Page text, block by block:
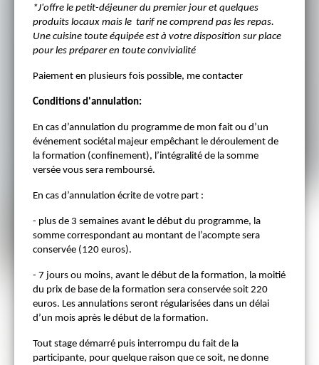
*J'offre le petit-déjeuner du premier jour et quelques
produits locaux mais le tarif ne comprend pas les repas.
Une cuisine toute équipée est à votre disposition sur place
pour les préparer en toute convivialité
Paiement en plusieurs fois possible, me contacter
Conditions d'annulation:
En cas d’annulation du programme de mon fait ou d’un
événement sociétal majeur empêchant le déroulement de
la formation (confinement), l’intégralité de la somme
versée vous sera remboursé.
En cas d’annulation écrite de votre part :
- plus de 3 semaines avant le début du programme, la
somme correspondant au montant de l’acompte sera
conservée (120 euros).
- 7 jours ou moins, avant le début de la formation, la moitié
du prix de base de la formation sera conservée soit 220
euros. Les annulations seront régularisées dans un délai
d’un mois après le début de la formation.
Tout stage démarré puis interrompu du fait de la
participante, pour quelque raison que ce soit, ne donne